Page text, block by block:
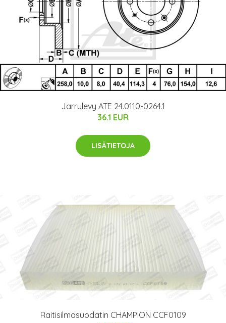
Jarrulevy ATE 24.0110-0264.1
36.1 EUR
LISÄTIETOJA
Raitisilmasuodatin CHAMPION CCF0109